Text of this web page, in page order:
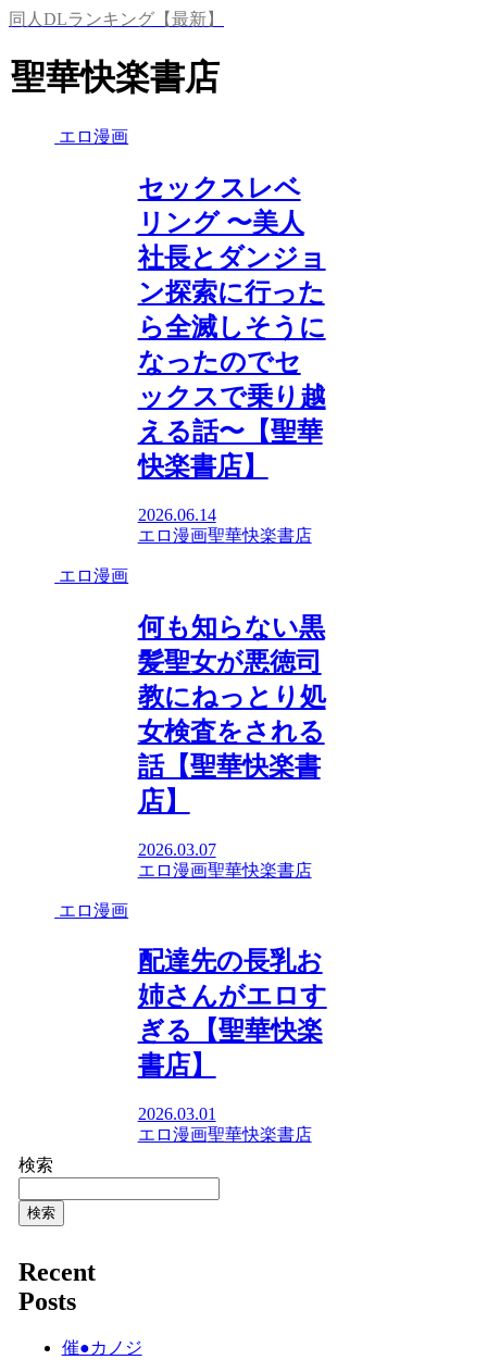
同人DLランキング【最新】
聖華快楽書店
エロ漫画
セックスレベ
リング 〜美人
社長とダンジョ
ン探索に行った
ら全滅しそうに
なったのでセ
ックスで乗り越
える話〜【聖華
快楽書店】
2026.06.14
エロ漫画聖華快楽書店
エロ漫画
何も知らない黒
髪聖女が悪徳司
教にねっとり処
女検査をされる
話【聖華快楽書
店】
2026.03.07
エロ漫画聖華快楽書店
エロ漫画
配達先の長乳お
姉さんがエロす
ぎる【聖華快楽
書店】
2026.03.01
エロ漫画聖華快楽書店
検索
検索
Recent
Posts
催●カノジ